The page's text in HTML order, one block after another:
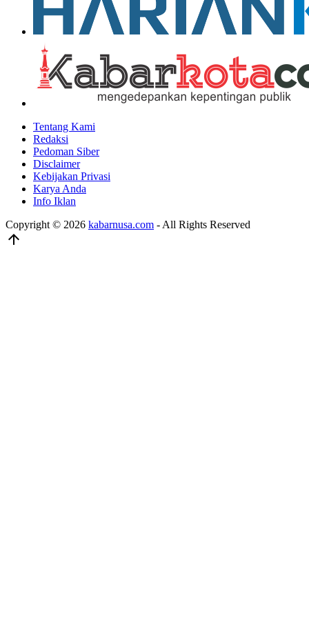
Tentang Kami
Redaksi
Pedoman Siber
Disclaimer
Kebijakan Privasi
Karya Anda
Info Iklan
Copyright © 2026 kabarnusa.com - All Rights Reserved
arrow_upward